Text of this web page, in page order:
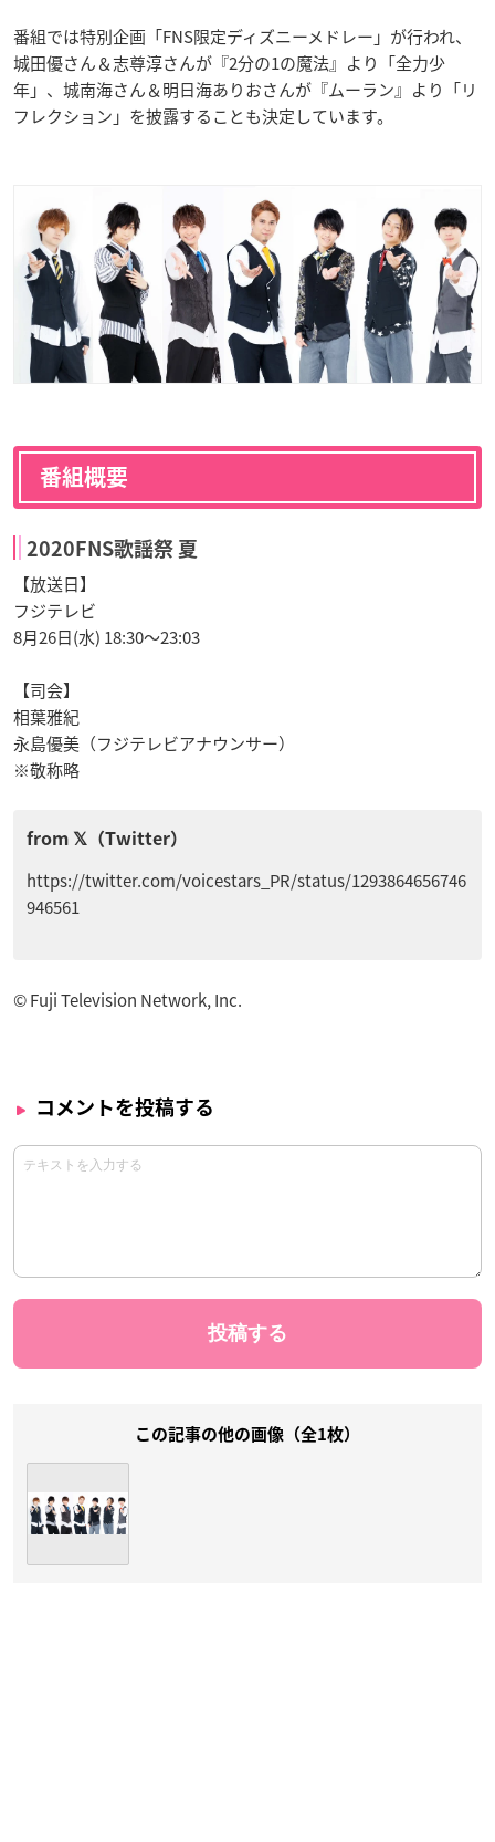
番組では特別企画「FNS限定ディズニーメドレー」が行われ、
城田優さん＆志尊淳さんが『2分の1の魔法』より「全力少
年」、城南海さん＆明日海ありおさんが『ムーラン』より「リ
フレクション」を披露することも決定しています。
番組概要
2020FNS歌謡祭 夏
【放送日】
フジテレビ
8月26日(水) 18:30～23:03
【司会】
相葉雅紀
永島優美（フジテレビアナウンサー）
※敬称略
https://twitter.com/voicestars_PR/status/1293864656746
946561
© Fuji Television Network, Inc.
コメントを投稿する
この記事の他の画像（全1枚）